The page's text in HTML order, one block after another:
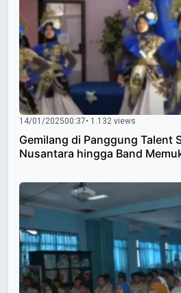
14/01/202500:37• 1.132 views
Gemilang di Panggung Talent
Nusantara hingga Band